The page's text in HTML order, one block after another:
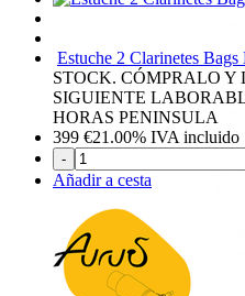
Estuche 2 Clarinetes
STOCK. CÓMPRALO
SIGUIENTE
HORAS PENINSULA
399 €21.00% IVA incluido
-
Añadir a cesta